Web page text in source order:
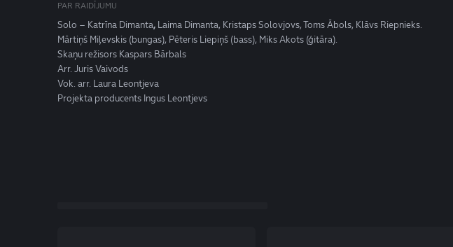
PAR RAIDĪJUMU
Solo – Katrīna Dimanta, Laima Dimanta, Kristaps Solovjovs, Toms Ābols, Klāvs Riepnieks.
Mārtiņš Miļevskis (bungas), Pēteris Liepiņš (bass), Miks Akots (ģitāra).
Skaņu režisors Kaspars Bārbals
Arr. Juris Vaivods
Vok. arr. Laura Leontjeva
Projekta producents Ingus Leontjevs